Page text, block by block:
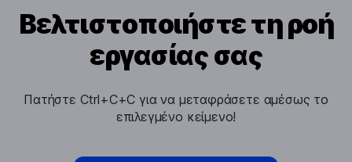
Βελτιστοποιήστε τη ροή
εργασίας σας
Πατήστε Ctrl+C+C για να μεταφράσετε αμέσως το
επιλεγμένο κείμενο!